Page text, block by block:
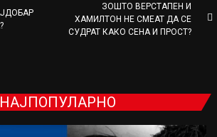
ЗОШТО ВЕРСТАПЕН И
ХАМИЛТОН НЕ СМЕАТ ДА СЕ
СУДРАТ КАКО СЕНА И ПРОСТ?
НАЈПОПУЛАРНО